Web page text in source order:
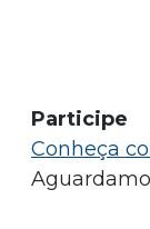
Participe
Conheça